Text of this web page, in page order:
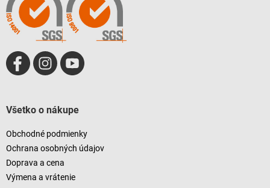
Všetko o nákupe
Obchodné podmienky
Ochrana osobných údajov
Doprava a cena
Výmena a vrátenie